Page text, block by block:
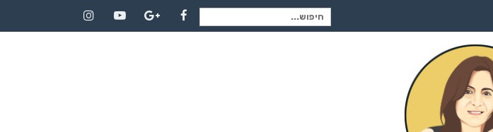
חיפוש
Facebook
Google+
YouTube
Instagram